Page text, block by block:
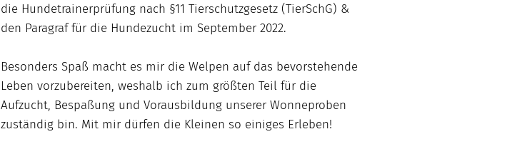
die Hundetrainerprüfung nach §11 Tierschutzgesetz (TierSchG) &
den Paragraf für die Hundezucht im September 2022.
Besonders Spaß macht es mir die Welpen auf das bevorstehende
Leben vorzubereiten, weshalb ich zum größten Teil für die
Aufzucht, Bespaßung und Vorausbildung unserer Wonneproben
zuständig bin. Mit mir dürfen die Kleinen so einiges Erleben!